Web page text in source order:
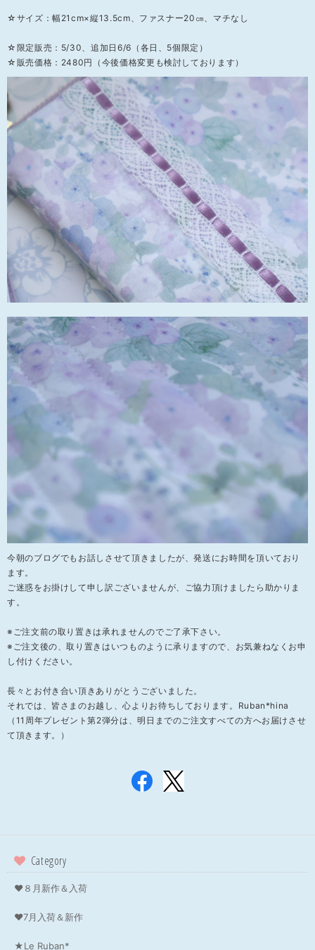
☆サイズ：幅21cm×縦13.5cm、ファスナー20㎝、マチなし
☆限定販売：5/30、追加日6/6（各日、5個限定）
☆販売価格：2480円（今後価格変更も検討しております）
今朝のブログでもお話しさせて頂きましたが、発送にお時間を頂いており
ます。
ご迷惑をお掛けして申し訳ございませんが、ご協力頂けましたら助かりま
す。
※ご注文前の取り置きは承れませんのでご了承下さい。
※ご注文後の、取り置きはいつものように承りますので、お気兼ねなくお申
し付けください。
長々とお付き合い頂きありがとうございました。
それでは、皆さまのお越し、心よりお待ちしております。Ruban*hina
（11周年プレゼント第2弾分は、明日までのご注文すべての方へお届けさせ
て頂きます。）
Category
❤８月新作＆入荷
❤7月入荷＆新作
★Le Ruban*